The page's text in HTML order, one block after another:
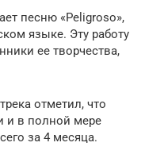
песню «Peligroso»,
языке. Эту работу
ее творчества,
отметил, что
и в полной мере
за 4 месяца.